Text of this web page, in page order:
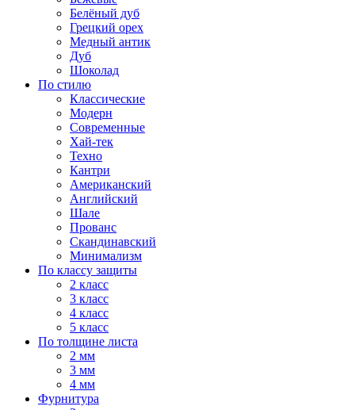
Белёный дуб
Грецкий орех
Медный антик
Дуб
Шоколад
По стилю
Классические
Модерн
Современные
Хай-тек
Техно
Кантри
Американский
Английский
Шале
Прованс
Скандинавский
Минимализм
По классу защиты
2 класс
3 класс
4 класс
5 класс
По толщине листа
2 мм
3 мм
4 мм
Фурнитура